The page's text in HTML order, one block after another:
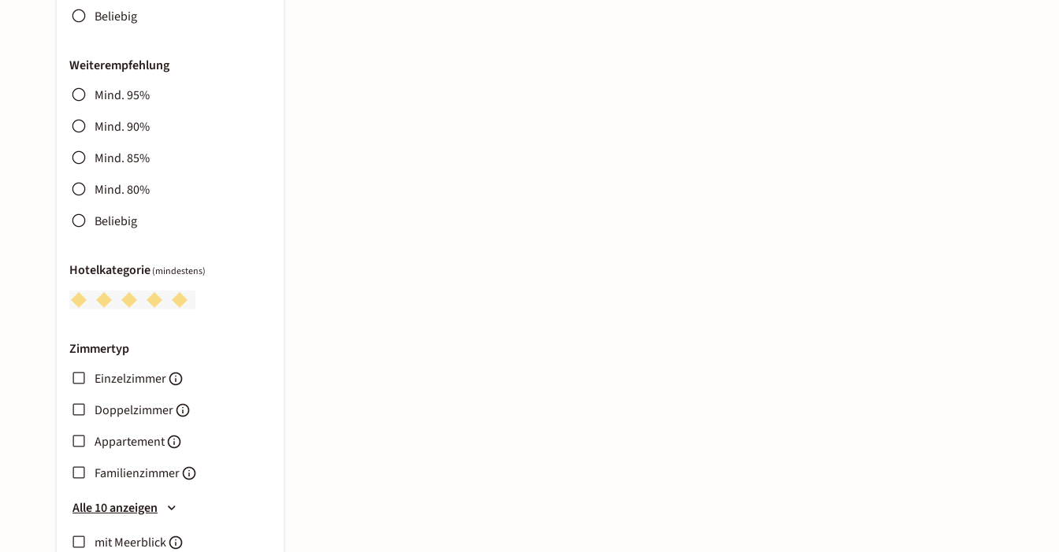
Beliebig
Weiterempfehlung
Mind. 95%
Mind. 90%
Mind. 85%
Mind. 80%
Beliebig
Hotelkategorie(mindestens)
Zimmertyp
Einzelzimmer
Doppelzimmer
Appartement
Familienzimmer
Alle 10 anzeigen
mit Meerblick